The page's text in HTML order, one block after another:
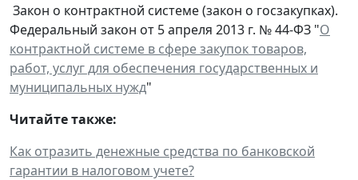
Закон о контрактной системе (закон о госзакупках).
Федеральный закон от 5 апреля 2013 г. № 44-ФЗ "О
контрактной системе в сфере закупок товаров,
работ, услуг для обеспечения государственных и
муниципальных нужд"
Читайте также:
Как отразить денежные средства по банковской
гарантии в налоговом учете?